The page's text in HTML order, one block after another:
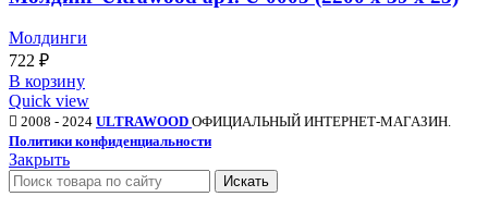
Молдинги
722 ₽
В корзину
Quick view
2008 - 2024 ULTRAWOOD ОФИЦИАЛЬНЫЙ ИНТЕРНЕТ-МАГАЗИН.
Политики конфиденциальности
Закрыть
Искать